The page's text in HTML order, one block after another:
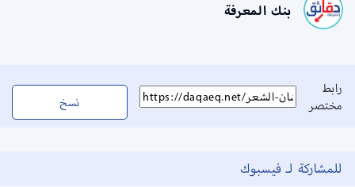
بنك المعرفة
رابط
مختصر
نسخ
للمشاركة لـ فيسبوك